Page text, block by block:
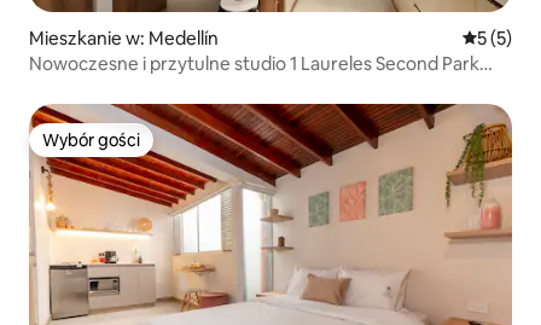
Mieszkanie w: Medellín Średnia
5 (5)
Nowoczesne i przytulne studio 1 Laureles Second Park
Wybór gości
Wybór gości